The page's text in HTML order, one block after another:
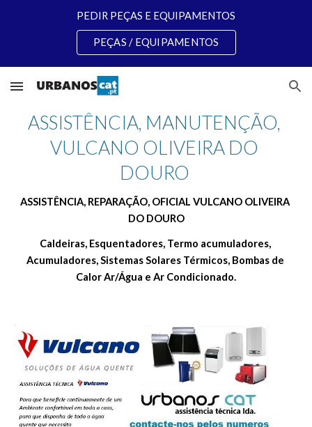
PEDIR PEÇAS E EQUIPAMENTOS
PEÇAS / EQUIPAMENTOS
ASSISTÊNCIA, MANUTENÇÃO,
VULCANO OLIVEIRA DO
DOURO
ASSISTÊNCIA, REPARAÇÃO, OFICIAL VULCANO OLIVEIRA
DO DOURO
Caldeiras, Esquentadores, Termo acumuladores,
Acumuladores, Sistemas Solares Térmicos, Bombas de
Calor Ar/Água e Ar Condicionado.